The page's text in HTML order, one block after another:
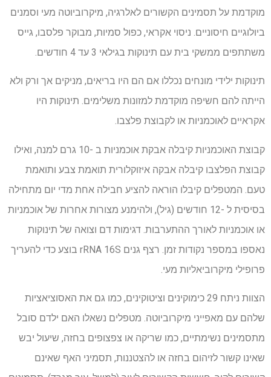
מוקדמת על תסמינים הקשורים לאלרגיה, מיקרוביוטה מעי וסמנים
ביולוגיים חיסוניים. ניסוי אקראי, כפול סמיות, מבוקר פלסבו, גייס
משתתפים ממשקי בית עם תינוקות בגילאי 3 עד 4 חודשים.
תינוקות ילידי מונחים נכללו אם הם היו בריאים, מניקים אך ורק ולא
הייתה להם חשיפה מוקדמת למזונות משלימים. תינוקות היו
אקראיים לאוכמניות או לקבוצת פלצבו.
קבוצת האוכמניות קיבלה אבקת אוכמניות ב -10 גרם למנה, ואילו
קבוצת הפלצבו קיבלה אבקה איזוקלורית תואמת צבע ותואמת
טעם. המטפלים קיבלו הוראה להציע חבילה אחת מדי יום מתחילה
בסיסית ל -12 חודשים (גיל), ולהימנע מצורות אחרות של אוכמניות
או אוכמניות לאורך ההתערבות. דגימות דם וצואה של תינוקות
נאספו במספר נקודות זמן. רצף גנים rRNA 16S בוצע כדי להעריך
פרופילי מיקרוביאליות מעי.
הצוות ניתח 29 כימוקינים וציטוקינים, כמו גם את האסוציאציות
שלהם עם מאפייני מיקרוביוטה. מטפלים נשאלו האם ילדם סובל
מתסמינים נשימתיים, כמו שריקה או צפצופים בחזה, שיעול יבש
שאינו קשור לזיהום בחזה או להצטננות, תסמיני האף שאינם